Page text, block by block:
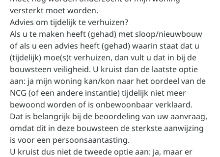
versterkt moet worden.
Advies om tijdelijk te verhuizen?
Als u te maken heeft (gehad) met sloop/nieuwbouw
of als u een advies heeft (gehad) waarin staat dat u
(tijdelijk) moe(s)t verhuizen, dan vult u dat in bij de
bouwsteen veiligheid. U kruist dan de laatste optie
aan: ja mijn woning kan/kon naar het oordeel van de
NCG (of een andere instantie) tijdelijk niet meer
bewoond worden of is onbewoonbaar verklaard.
Dat is belangrijk bij de beoordeling van uw aanvraag,
omdat dit in deze bouwsteen de sterkste aanwijzing
is voor een persoonsaantasting.
U kruist dus niet de tweede optie aan: ja, maar er